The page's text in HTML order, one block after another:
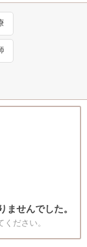
ませんでした。
ださい。